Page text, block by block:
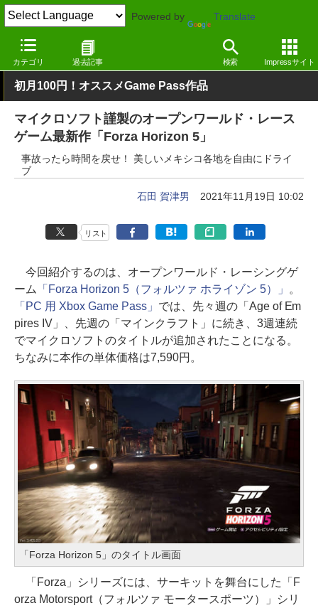
Powered by Translate
カテゴリ 過去記事 検索 Impressサイト
窓の杜 エンタメ ゲーム
初月100円！オススメGame Pass作品
マイクロソフト謹製のオープンワールド・レース
ゲーム最新作「Forza Horizon 5」
事故ったら時間を戻せ！ 美しいメキシコ各地を自由にドライ
ブ
石田 賀津男 2021年11月19日 10:02
リスト
今回紹介するのは、オープンワールド・レーシングゲ
ーム
「Forza Horizon 5（フォルツァ ホライゾン 5）」
。
「PC 用 Xbox Game Pass」 では、先々週の「Age of Em
pires IV」、先週の「マインクラフト」に続き、3週連続
でマイクロソフトのタイトルが追加されたことになる。
ちなみに本作の単体価格は7,590円。
「Forza Horizon 5」のタイトル画面
「Forza」シリーズには、サーキットを舞台にした「F
orza Motorsport（フォルツァ モータースポーツ）」シリ